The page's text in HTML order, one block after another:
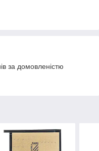
за домовленістю